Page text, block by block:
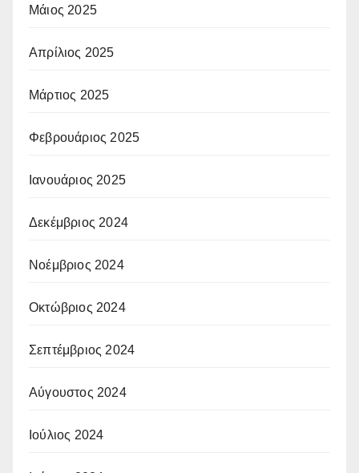
Μάιος 2025
Απρίλιος 2025
Μάρτιος 2025
Φεβρουάριος 2025
Ιανουάριος 2025
Δεκέμβριος 2024
Νοέμβριος 2024
Οκτώβριος 2024
Σεπτέμβριος 2024
Αύγουστος 2024
Ιούλιος 2024